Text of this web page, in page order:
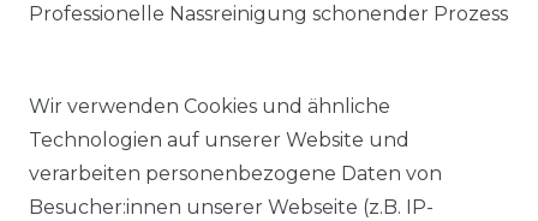
Professionelle Nassreinigung schonender Prozess
Ähnlicher Artikel
Wir verwenden Cookies und ähnliche
Technologien auf unserer Website und
verarbeiten personenbezogene Daten von
Besucher:innen unserer Webseite (z.B. IP-